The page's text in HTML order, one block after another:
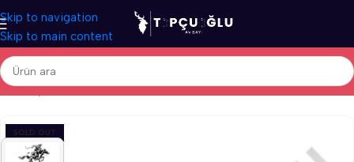
Skip to navigation
Skip to main content
Ana Sayfa/Av Tüfekleri/İthal Av Tüfekleri/Otomatik Av Tüfekleri
SOLD OUT